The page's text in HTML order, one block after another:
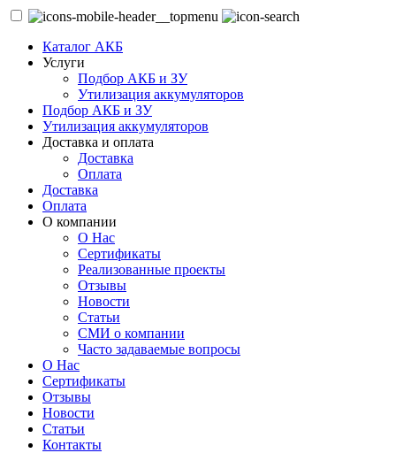
Каталог АКБ
Услуги
Подбор АКБ и ЗУ
Утилизация аккумуляторов
Подбор АКБ и ЗУ
Утилизация аккумуляторов
Доставка и оплата
Доставка
Оплата
Доставка
Оплата
О компании
О Нас
Сертификаты
Реализованные проекты
Отзывы
Новости
Статьи
СМИ о компании
Часто задаваемые вопросы
О Нас
Сертификаты
Отзывы
Новости
Статьи
Контакты